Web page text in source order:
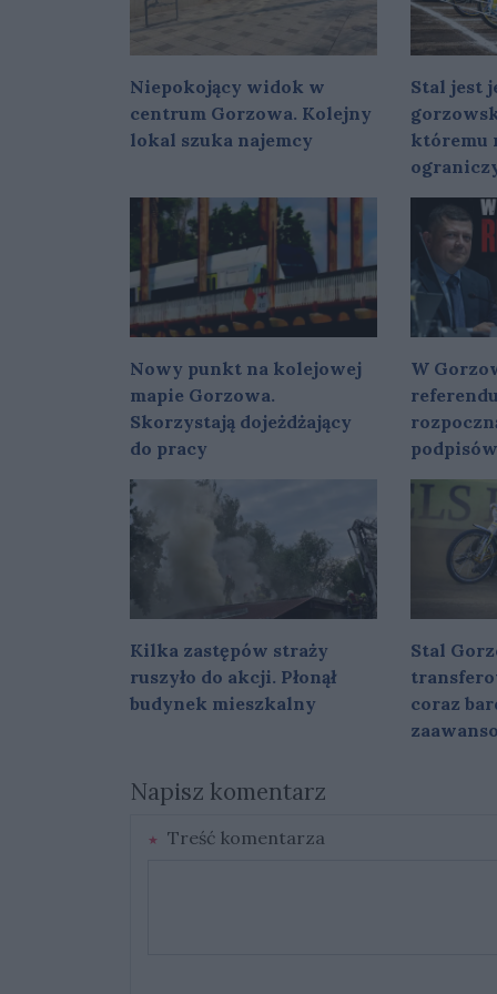
Niepokojący widok w
centrum Gorzowa. Kolejny
lokal szuka najemcy
Stal jest
któremu
Nowy punkt na kolejowej
mapie Gorzowa.
Skorzystają dojeżdżający
do pracy
W
podpisów
Kilka zastępów straży
ruszyło do akcji. Płonął
budynek mieszkalny
Stal
coraz
Napisz komentarz
Treść komentarza